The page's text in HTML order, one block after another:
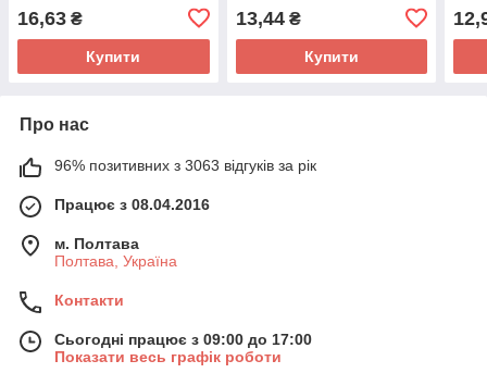
16,63 ₴
Купити
13,44₴
Купити
101
Про нас
96% позитивних з 3063 відгуків за рік
Працює з 08.04.2016
м. Полтава
Полтава, Україна
Контакти
Сьогодні працює з 09:00 до 17:00
Показати весь графік роботи